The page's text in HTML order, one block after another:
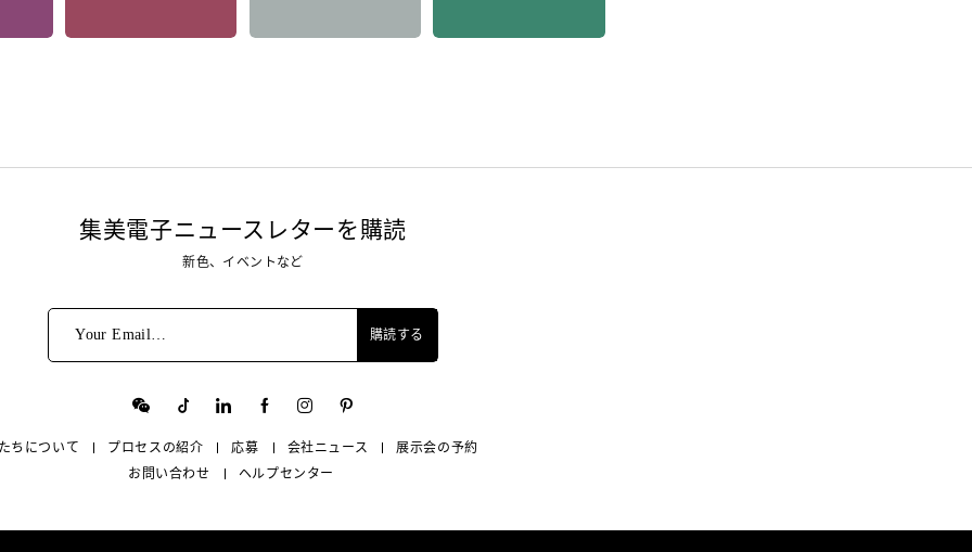
集美電子ニュースレターを購読
新色、イベントなど
Your Email… 購読する
ちについて プロセスの紹介 応募 会社ニュース
展示会の予約
お問い合わせ
ヘルプセンター